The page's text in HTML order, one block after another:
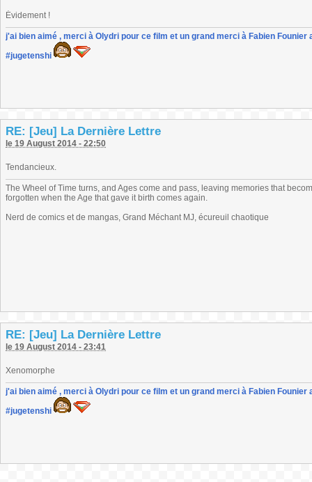
Évidement !
j'ai bien aimé , merci à Olydri pour ce film et un grand merci à Fabien
#jugetenshi
RE: [Jeu] La Dernière Lettre
le 19 August 2014 - 22:50
Tendancieux.
The Wheel of Time turns, and Ages come and pass, leaving memories that
forgotten when the Age that gave it birth comes again.
Nerd de comics et de mangas, Grand Méchant MJ, écureuil chaotique
RE: [Jeu] La Dernière Lettre
le 19 August 2014 - 23:41
Xenomorphe
j'ai bien aimé , merci à Olydri pour ce film et un grand merci à Fabien
#jugetenshi